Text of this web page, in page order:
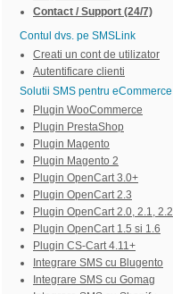
Contact / Support (24/7)
Contul dvs. pe SMSLink
Creati un cont de utilizator
Autentificare clienti
Solutii SMS pentru eCommerce
Plugin WooCommerce
Plugin PrestaShop
Plugin Magento
Plugin Magento 2
Plugin OpenCart 3.0+
Plugin OpenCart 2.3
Plugin OpenCart 2.0, 2.1, 2.2
Plugin OpenCart 1.5 si 1.6
Plugin CS-Cart 4.11+
Integrare SMS cu Blugento
Integrare SMS cu Gomag